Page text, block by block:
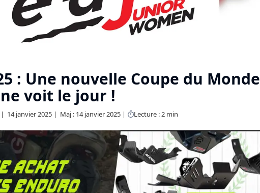
: Une nouvelle Coupe du Monde
voit le jour !
14 janvier 2025 Maj : 14 janvier 2025 Lecture : 2 min